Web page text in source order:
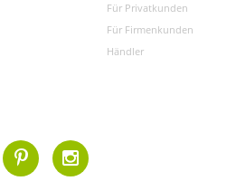
Für Privatkunden
Für Firmenkunden
Händler